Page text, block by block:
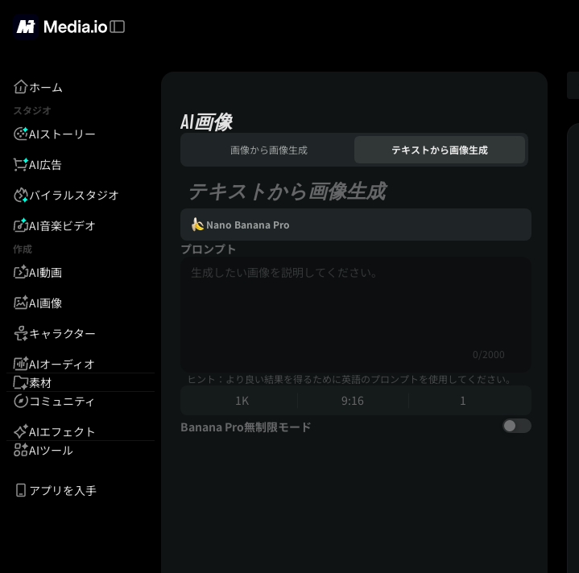
ホーム
スタジオ
AIストーリー
AI広告
バイラルスタジオ
AI音楽ビデオ
作成
AI動画
AI画像
キャラクター
AIオーディオ
素材
コミュニティ
AIエフェクト
AIツール
アプリを入手
AI画像
画像から画像生成 テキストから画像生成
テキストから画像生成
Nano Banana Pro
プロンプト
0/2000
ヒント：より良い結果を得るために英語のプロンプトを使用してください。
1K 9:16
1
Banana Pro無制限モード